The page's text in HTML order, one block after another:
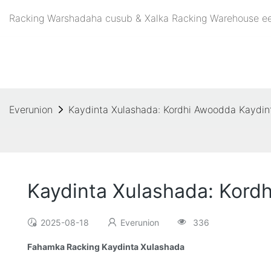
Racking Warshadaha cusub & Xalka Racking
Everunion Kaydinta Xulashada: Kordhi Awoodda
Kaydinta Xulashada:
2025-08-18 Everunion 336
Fahamka Racking Kaydinta Xulashada